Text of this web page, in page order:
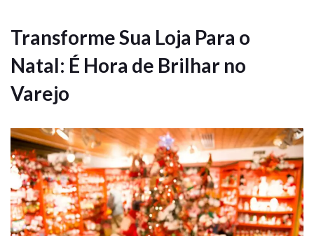
Transforme Sua Loja Para o
Natal: É Hora de Brilhar no
Varejo